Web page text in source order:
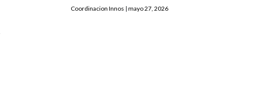
Coordinacion Innos | mayo 27, 2026